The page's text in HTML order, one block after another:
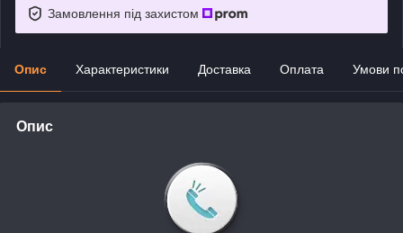
Замовлення під захистом
Опис Характеристики Доставка Оплата Умови
Опис